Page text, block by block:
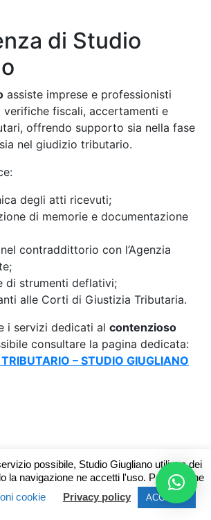
di Studio
assiste imprese e professionisti
verifiche fiscali, accertamenti e
offrendo supporto sia nella fase
nel giudizio tributario.
degli atti ricevuti;
di memorie e documentazione
contraddittorio con l’Agenzia
di strumenti deflativi;
alle Corti di Giustizia Tributaria.
i servizi dedicati al contenzioso
consultare la pagina dedicata:
– STUDIO GIUGLIANO
possibile, Studio Giugliano utilizza dei
la navigazione ne accetti l'uso. Per saperne
cookie Privacy policy ACCETTA